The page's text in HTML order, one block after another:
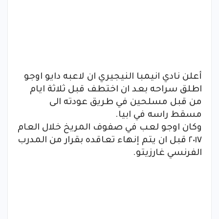
أعلن نادي انيمبا النيجيري ان لاعبه دايو اوجو
اطلق سراحه بعد ان اختطف قبل ثلاثة ايام
من قبل مسلحين في طريق عودته الى
مسقط راسه في ابيا.
وكان اوجو لعب في صفوف المريخ خلال العام
٢٠١٧ قبل ان يتم إنهاء تعاقده بقرار من المدرب
الفرنسي غارزيتو.